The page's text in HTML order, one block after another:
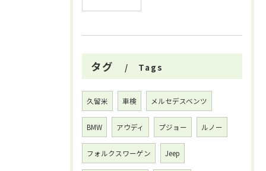
タグ Tags
久留米 車検 メルセデスベンツ
BMW アウディ プジョー ルノー
フォルクスワーゲン Jeep